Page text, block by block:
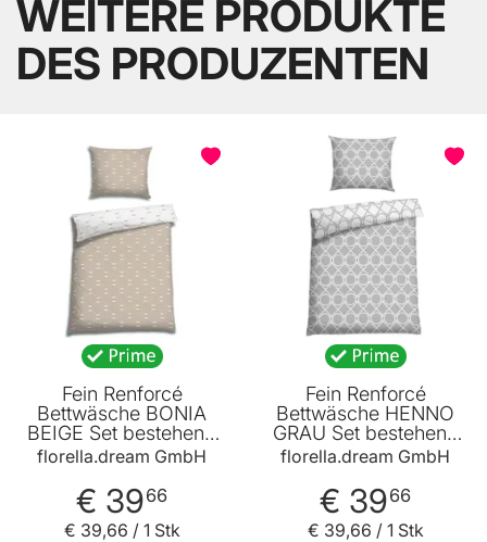
WEITERE PRODUKTE
DES PRODUZENTEN
Fein Renforcé
Bettwäsche BONIA
BEIGE Set bestehend
aus: 1 x Decke 140 x
200 cm und 1 x Kissen
70 x 90 cm von
FLORELLA
florella.dream GmbH
€ 3966
€ 39,66 / 1 Stk
Fein Renforcé
Bettwäsche HENNO
GRAU Set bestehend
aus: 1 x Decke 140 x
200 cm und 1 x Kissen
70 x 90 cm von
FLORELLA
florella.dream GmbH
€ 3966
€ 39,66 / 1 Stk